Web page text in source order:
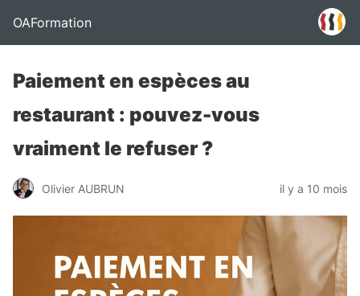
OAFormation
Paiement en espèces au
restaurant : pouvez-vous
vraiment le refuser ?
Olivier AUBRUN il y a 10 mois